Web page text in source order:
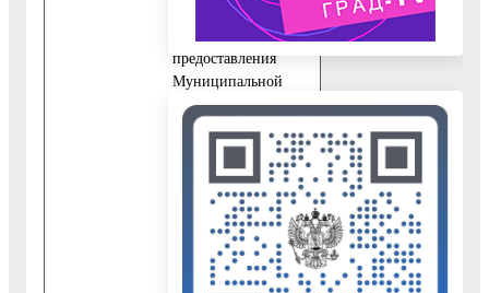
документов,
необходимых для
предоставления
Муниципальной
услуги
10.1. Для
предоставления
Муниципальной
услуги Заявителем
(представителем
Заявителя)
независимо от